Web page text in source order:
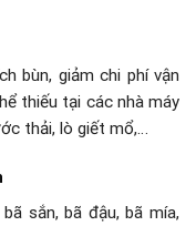
bùn, giảm chi phí vận
thiếu tại các nhà máy
thải, lò giết mổ,…
sắn, bã đậu, bã mía,